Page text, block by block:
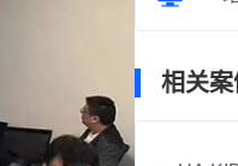
相关案